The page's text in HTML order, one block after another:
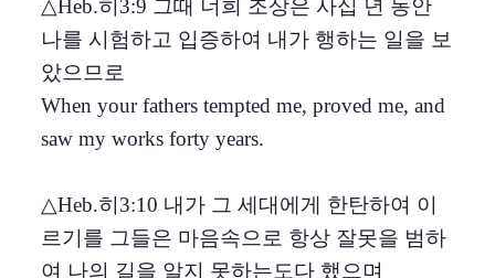
△Heb.히3:9 그때 너희 조상은 사십 년 동안
나를 시험하고 입증하여 내가 행하는 일을 보
았으므로
When your fathers tempted me, proved me, and
saw my works forty years.
△Heb.히3:10 내가 그 세대에게 한탄하여 이
르기를 그들은 마음속으로 항상 잘못을 범하
여 나의 길을 알지 못하는도다 했으며